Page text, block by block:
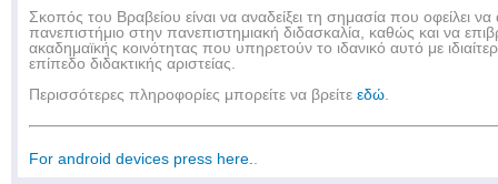
Σκοπός του Βραβείου είναι να αναδείξει τη σημασία που οφείλει
πανεπιστήμιο στην πανεπιστημιακή διδασκαλία, καθώς και να
ακαδημαϊκής κοινότητας που υπηρετούν το ιδανικό αυτό με
επίπεδο διδακτικής αριστείας.
Περισσότερες πληροφορίες μπορείτε να βρείτε εδώ
For android devices press here.